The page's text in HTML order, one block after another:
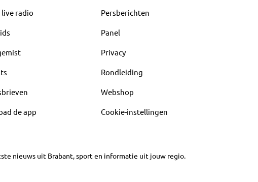
radio
de app
Persberichten
Panel
Privacy
Rondleiding
Webshop
Cookie-instellingen
nieuws uit Brabant, sport en informatie uit jouw regio.